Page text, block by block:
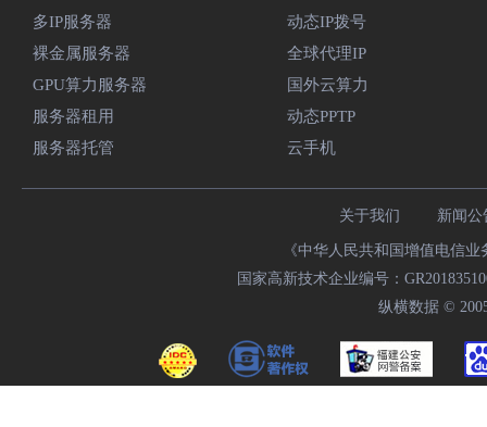
多IP服务器
裸金属服务器
GPU算力服务器
服务器租用
服务器托管
动态IP拨号
全球代理IP
国外云算力
动态PPTP
云手机
关于我们 新闻公
《中华人民共和国增值电信
国家高新技术企业编号：
纵横数据 ©